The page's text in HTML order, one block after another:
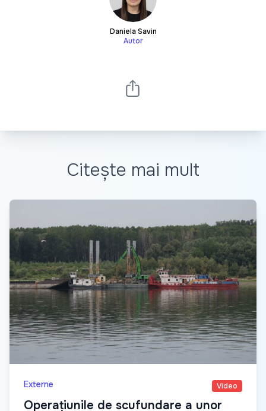
Daniela Savin
Autor
Citește mai mult
Externe Video
Operațiunile de scufundare a unor